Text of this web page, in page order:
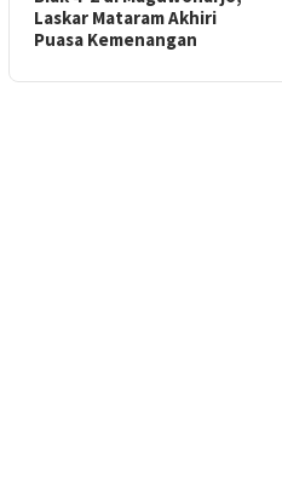
Laskar Mataram Akhiri
Puasa Kemenangan